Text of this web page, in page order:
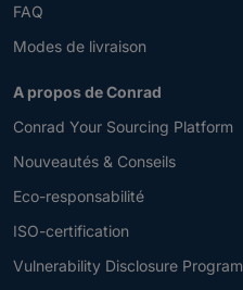
FAQ
Modes de livraison
A propos de Conrad
Conrad Your Sourcing Platform
Nouveautés & Conseils
Eco-responsabilité
ISO-certification
Vulnerability Disclosure Program